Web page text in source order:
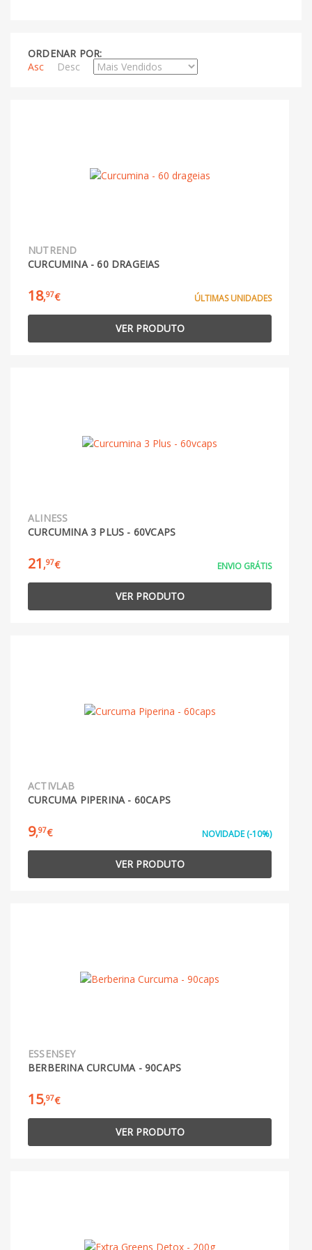
ORDENAR POR:
Asc
Desc
NUTREND
CURCUMINA - 60 DRAGEIAS
18,97€ ÚLTIMAS UNIDADES
VER PRODUTO
ALINESS
CURCUMINA 3 PLUS - 60VCAPS
21 ,97€ ENVIO GRÁTIS
VER PRODUTO
ACTIVLAB
CURCUMA PIPERINA - 60CAPS
9,97€ NOVIDADE (-10%)
VER PRODUTO
ESSENSEY
BERBERINA CURCUMA - 90CAPS
15,97€
VER PRODUTO